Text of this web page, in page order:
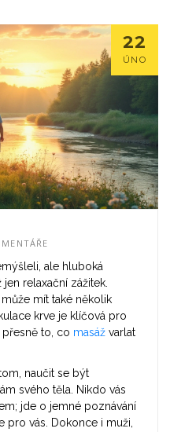
22
ÚNO
ale hluboká
relaxační zážitek.
mít také několik
krve je klíčová pro
to, co masáž varlat
naučit se být
svého těla. Nikdo vás
jde o jemné poznávání
pro vás. Dokonce i muži,